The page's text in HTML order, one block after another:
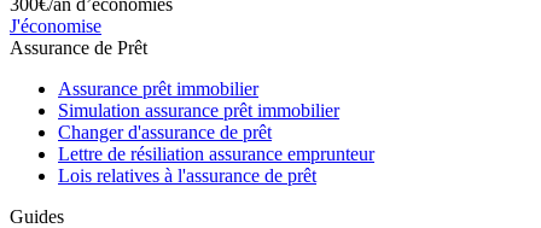
J'économise
Assurance de Prêt
Assurance prêt immobilier
Simulation assurance prêt immobilier
Changer d'assurance de prêt
Lettre de résiliation assurance emprunteur
Lois relatives à l'assurance de prêt
Guides